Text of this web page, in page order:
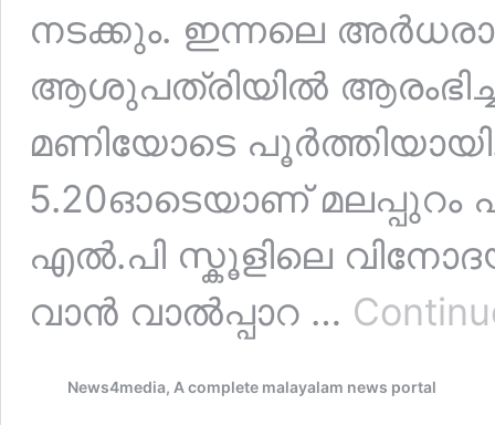
നടക്കും. ഇന്നലെ
ആശുപത്രിയിൽ ആരംഭിച്ച
മണിയോടെ
5.20ഓടെയാണ് മലപ്പുറം
എൽ.പി സ്കൂളിലെ
വാൻ വാൽപ്പാറ …
News4media, A complete malayalam news portal